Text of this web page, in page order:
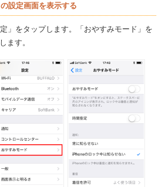
設定画面を表示する
」をタップします。「おやすみモード」を
ます。